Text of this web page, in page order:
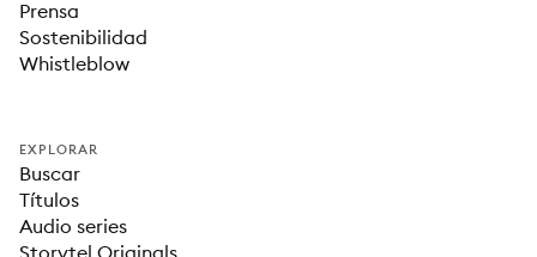
Prensa
Sostenibilidad
Whistleblow
EXPLORAR
Buscar
Títulos
Audio series
Storytel Originals